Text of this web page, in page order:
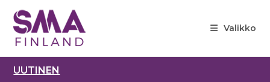
suoraan
sisältöön
Valikko
UUTINEN